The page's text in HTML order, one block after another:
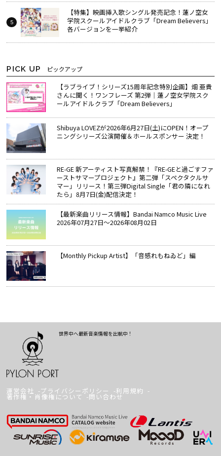
【特集】映画挿入歌シングル発売記念！蓮ノ空女
学院スクールアイドルクラブ「Dream Believers」
各バージョンを一挙紹介
PICK UP ピックアップ
【ラブライブ！シリーズ15周年記念特別企画】畑 亜貴
さんに聞く！ワンフレーズ 第2弾｜蓮ノ空女学院スク
ールアイドルクラブ「Dream Believers」
Shibuya LOVEZが2026年6月27日(土)にOPEN！オープ
ニングシリーズ公演開催＆ホールスポンサー 決定！
RE-GE 新アーティスト写真解禁！『RE-GEと過ごすファ
ーストサマープロジェクト』第二弾「スペクタクルサ
マー」リリース！第三弾Digital Single「君の隣になれ
たら」8月7日(金)配信決定！
【最新楽曲リリース情報】Bandai Namco Music Live
2026年07月27日～2026年08月02日
【Monthly Pickup Artist】「音感れもねゐど」編
世界中へ最新音楽情報を出航中！
運営会社 プライバシーポリシー 利用規約
著作権・肖像権について 問い合わせ